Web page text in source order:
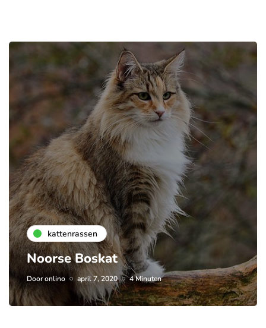
kattenrassen
Noorse Boskat
Dooronlino april 7, 2020 4 Minuten